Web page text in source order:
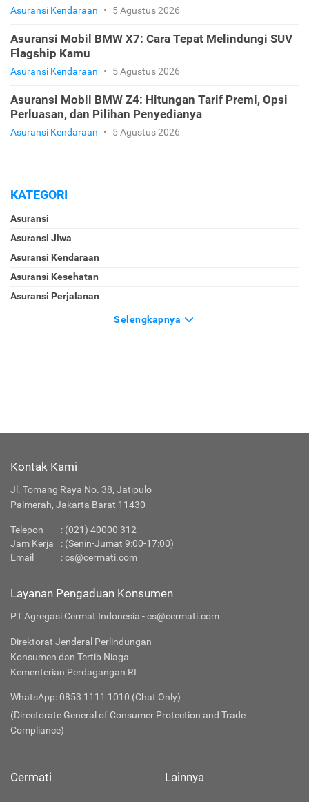
Asuransi Kendaraan • 5 Agustus 2026
Asuransi Mobil BMW X7: Cara Tepat Melindungi SUV
Flagship Kamu
Asuransi Kendaraan • 5 Agustus 2026
Asuransi Mobil BMW Z4: Hitungan Tarif Premi, Opsi
Perluasan, dan Pilihan Penyedianya
Asuransi Kendaraan • 5 Agustus 2026
KATEGORI
Asuransi
Asuransi Jiwa
Asuransi Kendaraan
Asuransi Kesehatan
Asuransi Perjalanan
Selengkapnya
Kontak Kami
Jl. Tomang Raya No. 38, Jatipulo
Palmerah, Jakarta Barat 11430
Telepon : (021) 40000 312
Jam Kerja
: (Senin-Jumat 9:00-17:00)
Email
:cs@cermati.com
Layanan Pengaduan Konsumen
PT Agregasi Cermat Indonesia - cs@cermati.com
Direktorat Jenderal Perlindungan
Konsumen dan Tertib Niaga
Kementerian Perdagangan RI
WhatsApp: 0853 1111 1010 (Chat Only)
(Directorate General of Consumer Protection and Trade
Compliance)
Cermati Lainnya